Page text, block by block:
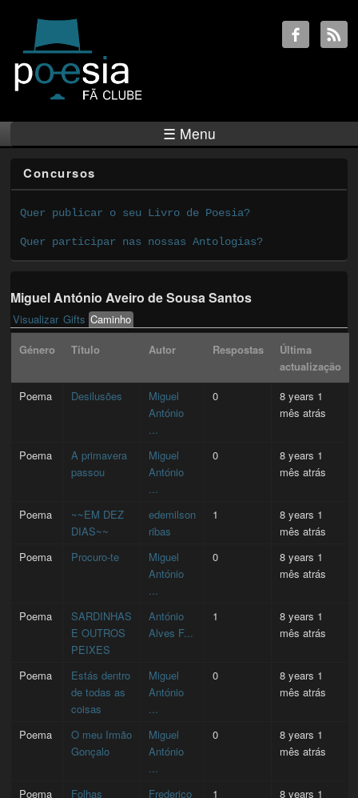
☰ Menu
Concursos
Quer publicar o seu Livro de Poesia?
Quer participar nas nossas Antologias?
Miguel António Aveiro de Sousa Santos
Primary tabs
Visualizar Gifts Caminho
Género
Título Autor Respostas
Última
actualização
Poema
Desilusões
Miguel
António
...
0
8 years 1
mês atrás
Poema
A primavera
passou
Miguel
António
...
0
8 years 1
mês atrás
Poema
~~EM DEZ
DIAS~~
edemilson
ribas
1
8 years 1
mês atrás
Poema
Procuro-te
Miguel
António
...
0
8 years 1
mês atrás
Poema
SARDINHAS
E OUTROS
PEIXES
António
Alves F...
1
8 years 1
mês atrás
Poema
Estás dentro
de todas as
coisas
Miguel
António
...
0
8 years 1
mês atrás
Poema
O meu Irmão
Gonçalo
Miguel
António
...
0
8 years 1
mês atrás
Poema
Folhas
Frederico
1
8 years 1